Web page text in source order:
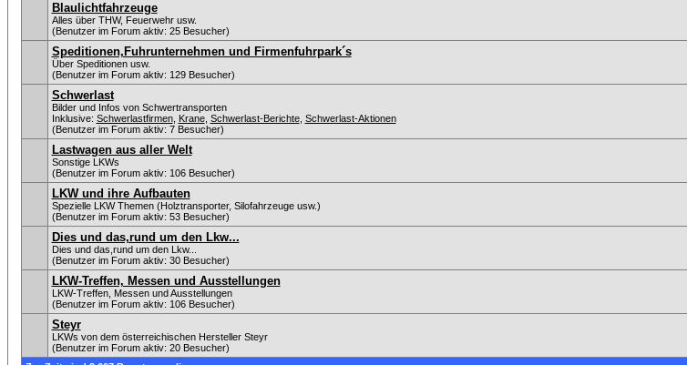
Blaulichtfahrzeuge
Alles über THW, Feuerwehr usw.
(Benutzer im Forum aktiv: 25 Besucher)
Speditionen,Fuhrunternehmen und Firmenfuhrpark´s
Über Speditionen usw.
(Benutzer im Forum aktiv: 129 Besucher)
Schwerlast
Bilder und Infos von Schwertransporten
Inklusive: Schwerlastfirmen, Krane, Schwerlast-Berichte, Schwerlast-Aktionen
(Benutzer im Forum aktiv: 7 Besucher)
Lastwagen aus aller Welt
Sonstige LKWs
(Benutzer im Forum aktiv: 106 Besucher)
LKW und ihre Aufbauten
Spezielle LKW Themen (Holztransporter, Silofahrzeuge usw.)
(Benutzer im Forum aktiv: 53 Besucher)
Dies und das,rund um den Lkw...
Dies und das,rund um den Lkw...
(Benutzer im Forum aktiv: 30 Besucher)
LKW-Treffen, Messen und Ausstellungen
LKW-Treffen, Messen und Ausstellungen
(Benutzer im Forum aktiv: 106 Besucher)
Steyr
LKWs von dem österreichischen Hersteller Steyr
(Benutzer im Forum aktiv: 20 Besucher)